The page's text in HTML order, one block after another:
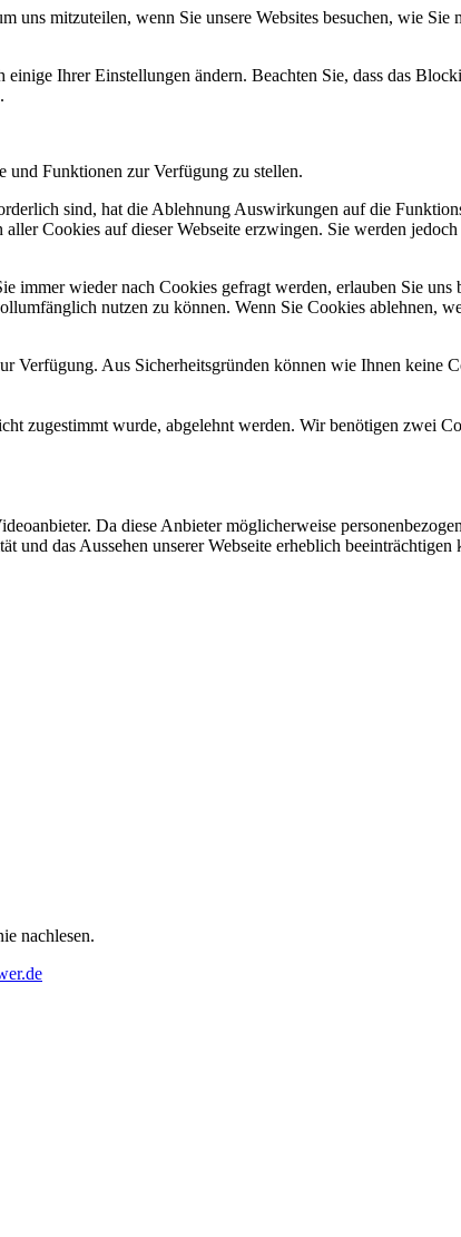
mitzuteilen, wenn Sie unsere Websites besuchen, wie Sie
Ihrer Einstellungen ändern. Beachten Sie, dass das
und Funktionen zur Verfügung zu stellen.
sind, hat die Ablehnung Auswirkungen auf die
Cookies auf dieser Webseite erzwingen. Sie werden
immer wieder nach Cookies gefragt werden, erlauben Sie
nutzen zu können. Wenn Sie Cookies ablehnen,
Aus Sicherheitsgründen können wie Ihnen keine
zugestimmt wurde, abgelehnt werden. Wir benötigen zwei
Da diese Anbieter möglicherweise
das Aussehen unserer Webseite erheblich
nachlesen.